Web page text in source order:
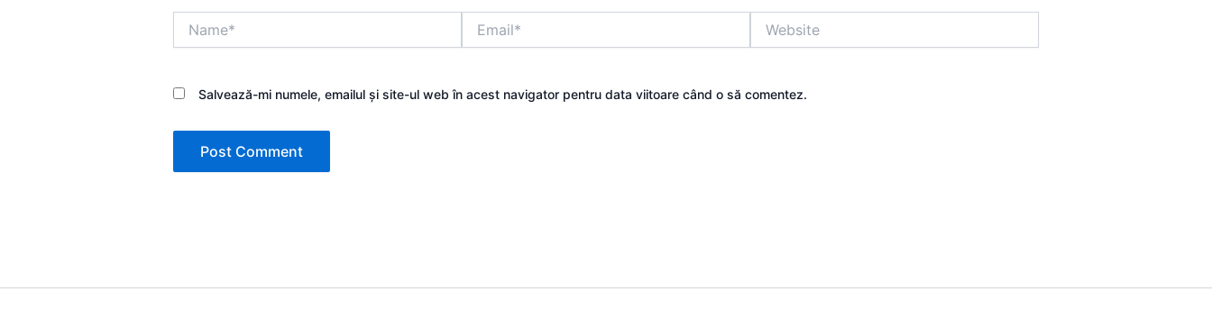
Salvează-mi numele, emailul și site-ul web în acest navigator pentru data viitoare când o să comentez.